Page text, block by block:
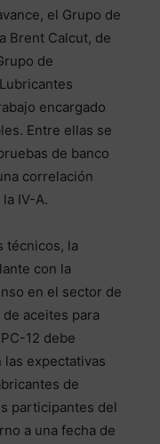
el Grupo de
Brent Calcut, de
de
encargado
Entre ellas se
de banco
correlación
IV-A.
técnicos, la
con la
en el sector de
aceites para
12 debe
las expectativas
de
participantes del
a una fecha de